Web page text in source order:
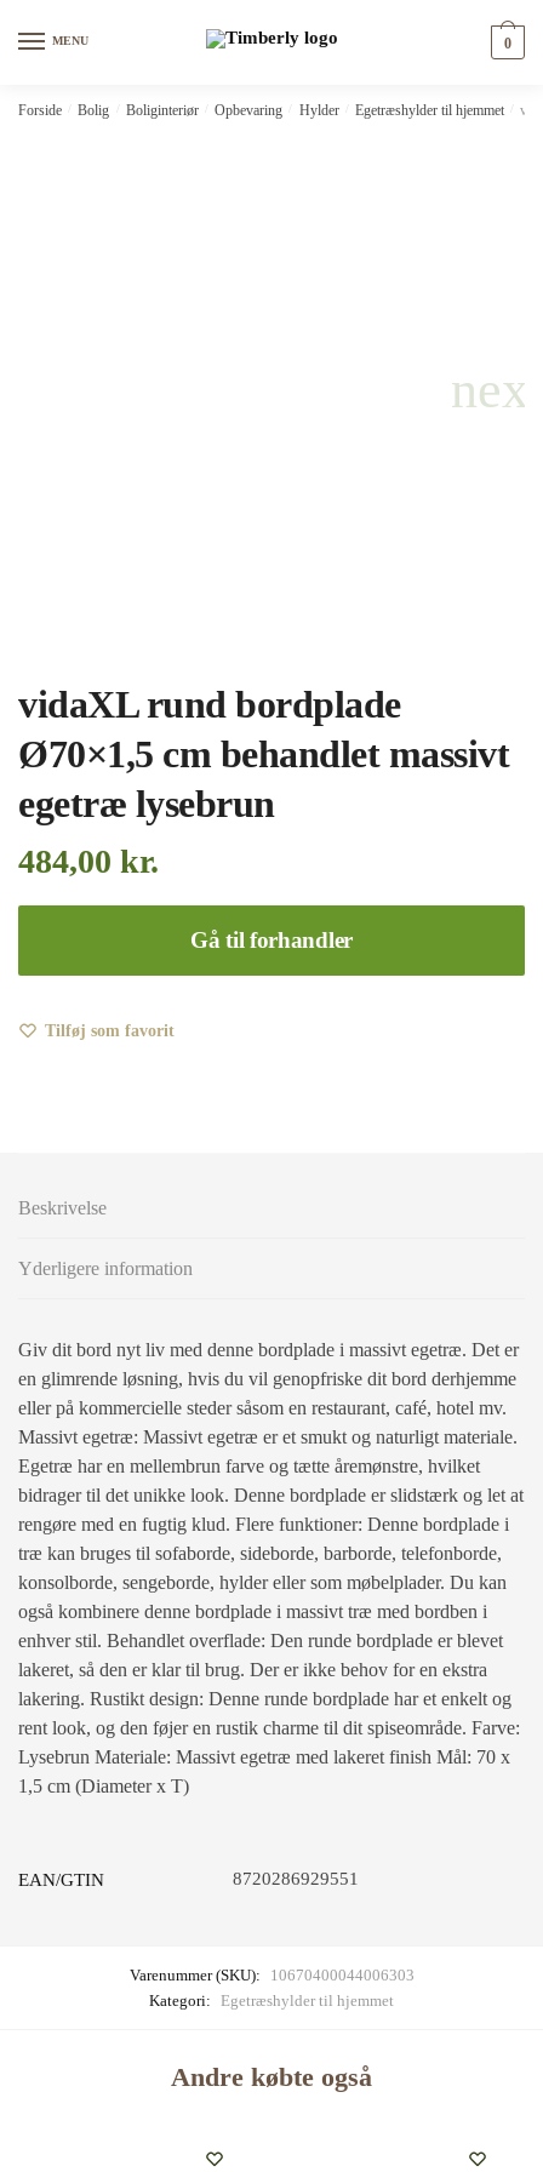
MENU 0
Forside Bolig Boliginteriør Opbevaring Hylder Egetræshylder til hjemmet
vidaXL rund bordplade
Ø70×1,5 cm behandlet massivt
egetræ lysebrun
484,00 kr.
Gå til forhandler
Tilføj som favorit
Beskrivelse
Yderligere information
Giv dit bord nyt liv med denne bordplade i massivt egetræ. Det er
en glimrende løsning, hvis du vil genopfriske dit bord derhjemme
eller på kommercielle steder såsom en restaurant, café, hotel mv.
Massivt egetræ: Massivt egetræ er et smukt og naturligt materiale.
Egetræ har en mellembrun farve og tætte åremønstre, hvilket
bidrager til det unikke look. Denne bordplade er slidstærk og let at
rengøre med en fugtig klud. Flere funktioner: Denne bordplade i
træ kan bruges til sofaborde, sideborde, barborde, telefonborde,
konsolborde, sengeborde, hylder eller som møbelplader. Du kan
også kombinere denne bordplade i massivt træ med bordben i
enhver stil. Behandlet overflade: Den runde bordplade er blevet
lakeret, så den er klar til brug. Der er ikke behov for en ekstra
lakering. Rustikt design: Denne runde bordplade har et enkelt og
rent look, og den føjer en rustik charme til dit spiseområde. Farve:
Lysebrun Materiale: Massivt egetræ med lakeret finish Mål: 70 x
1,5 cm (Diameter x T)
EAN/GTIN 8720286929551
Varenummer (SKU):
10670400044006303
Kategori: Egetræshylder til hjemmet
Andre købte også